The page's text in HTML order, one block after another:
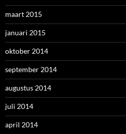
maart 2015
januari 2015
oktober 2014
september 2014
augustus 2014
juli 2014
april 2014